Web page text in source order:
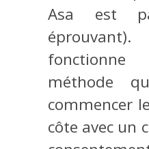
Asa est
méthode
commencer
côte avec un